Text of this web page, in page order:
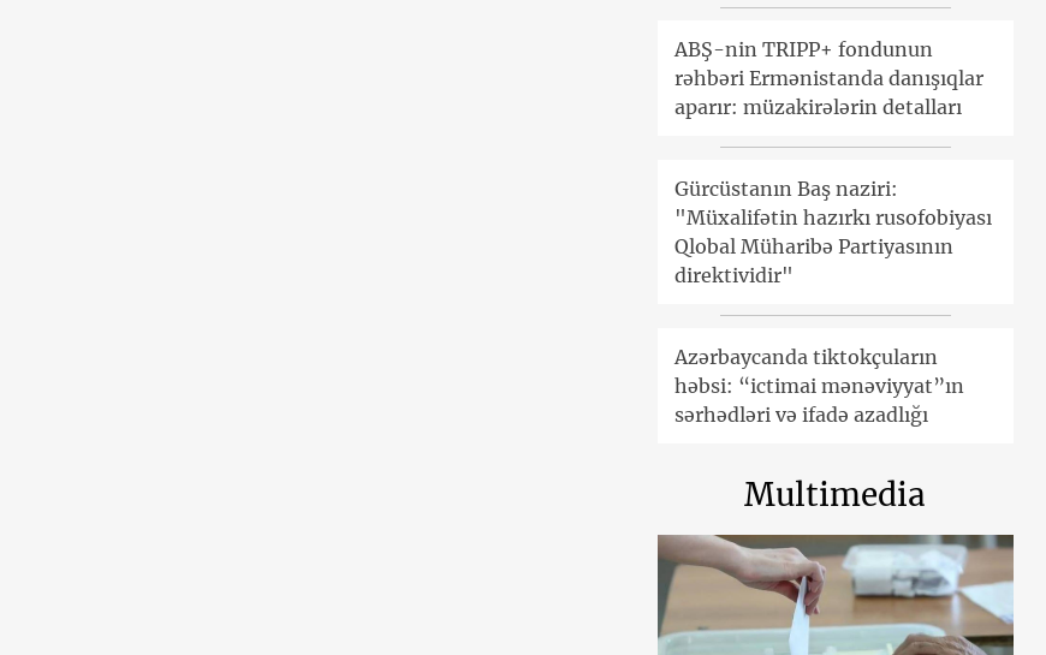
ABŞ-nin TRIPP+ fondunun
rəhbəri Ermənistanda danışıqlar
aparır: müzakirələrin detalları
Gürcüstanın Baş naziri:
"Müxalifətin hazırkı rusofobiyası
Qlobal Müharibə Partiyasının
direktividir"
Azərbaycanda tiktokçuların
həbsi: “ictimai mənəviyyat”ın
sərhədləri və ifadə azadlığı
Multimedia